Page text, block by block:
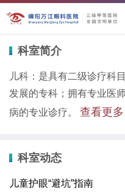
科室简介
儿科：是具有二级诊疗科
发展的专科；拥有专业医
病的专业诊疗。 查看更多
科室动态
儿童护眼“避坑”指南